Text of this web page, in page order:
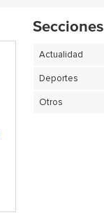
Secciones
Actualidad
Deportes
Otros